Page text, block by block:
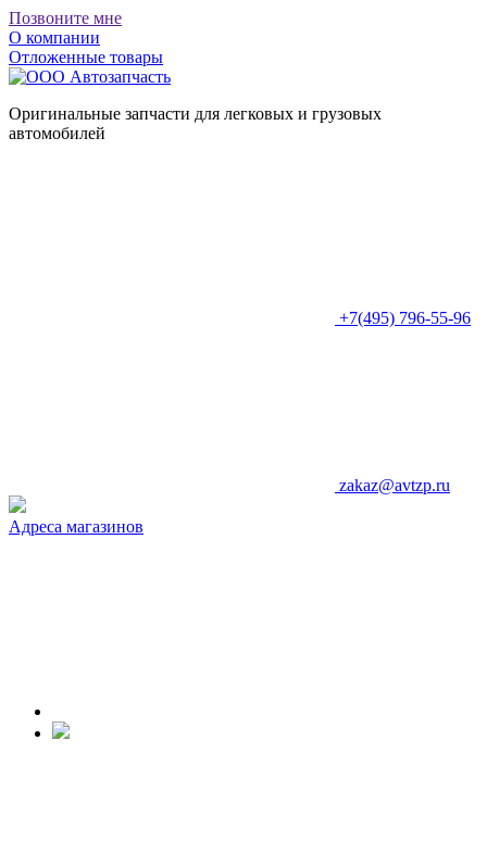
Позвоните мне
О компании
Отложенные товары
Оригинальные запчасти для легковых и грузовых
автомобилей
+7(495) 796-55-96
zakaz@avtzp.ru
Адреса магазинов